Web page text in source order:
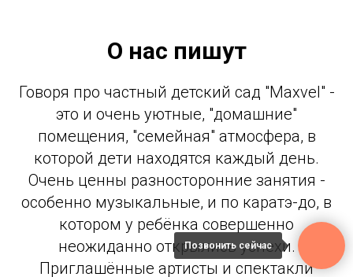
Позвонить сейчас
О нас пишут
Говоря про частный детский сад "Maxvel" -
это и очень уютные, "домашние"
помещения, "семейная" атмосфера, в
которой дети находятся каждый день.
Очень ценны разносторонние занятия -
особенно музыкальные, и по каратэ-до, в
котором у ребёнка совершенно
неожиданно открылись успехи.
Приглашённые артисты и спектакли